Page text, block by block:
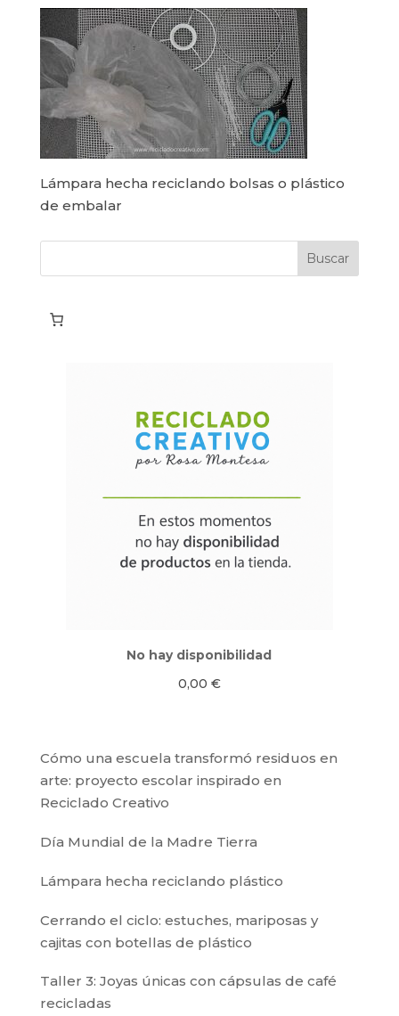
Lámpara hecha reciclando bolsas o plástico
de embalar
No hay disponibilidad
0,00 €
Cómo una escuela transformó residuos en
arte: proyecto escolar inspirado en
Reciclado Creativo
Día Mundial de la Madre Tierra
Lámpara hecha reciclando plástico
Cerrando el ciclo: estuches, mariposas y
cajitas con botellas de plástico
Taller 3: Joyas únicas con cápsulas de café
recicladas